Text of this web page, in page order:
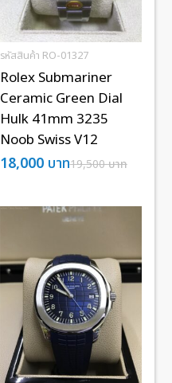
รหัสสินค้า RO-01327
Rolex Submariner
Ceramic Green Dial
Hulk 41mm 3235
Noob Swiss V12
19,500บาท
18,000 บาท